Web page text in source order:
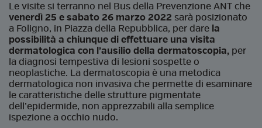
Le visite si terranno nel Bus della Prevenzione ANT che
venerdì 25 e sabato 26 marzo 2022 sarà posizionato
a Foligno, in Piazza della Repubblica, per dare la
possibilità a chiunque di effettuare una visita
dermatologica con l’ausilio della dermatoscopia, per
la diagnosi tempestiva di lesioni sospette o
neoplastiche. La dermatoscopia è una metodica
dermatologica non invasiva che permette di esaminare
le caratteristiche delle strutture pigmentate
dell’epidermide, non apprezzabili alla semplice
ispezione a occhio nudo.